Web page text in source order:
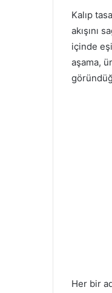
Kalıp
akışını
içinde
aşama,
Her bir